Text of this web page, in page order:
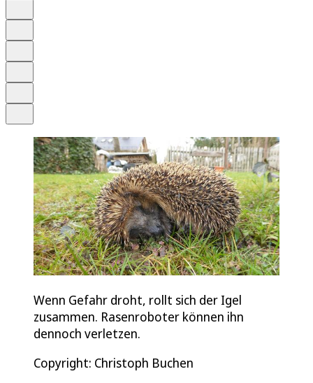
Wenn Gefahr droht, rollt sich der Igel
zusammen. Rasenroboter können ihn
dennoch verletzen.
Copyright: Christoph Buchen